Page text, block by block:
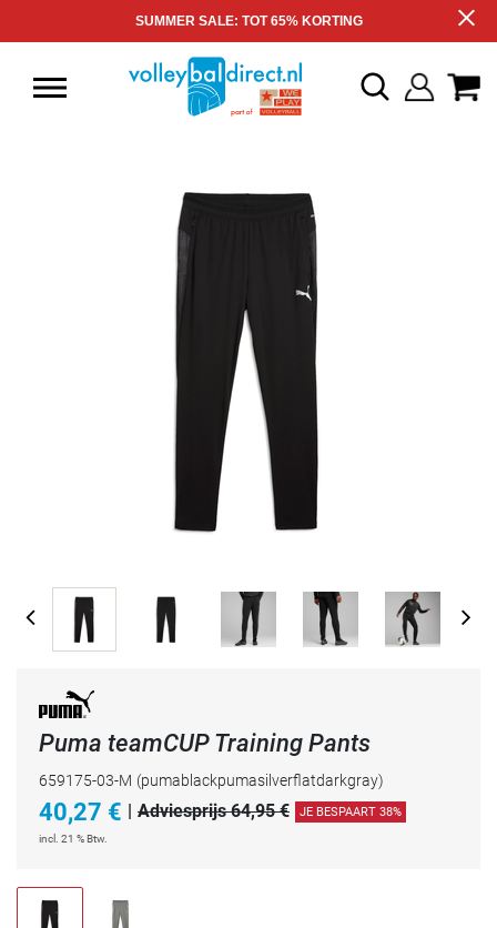
SUMMER SALE: TOT 65% KORTING
Puma teamCUP Training Pants
659175-03-M (pumablackpumasilverflatdarkgray)
40,27 € Adviesprijs 64,95 € JE BESPAART 38%
incl. 21 % Btw.